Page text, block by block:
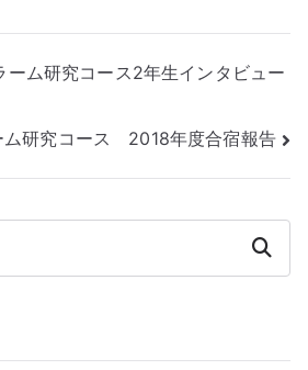
ーム研究コース2年生インタビュー
ム研究コース 2018年度合宿報告
Search